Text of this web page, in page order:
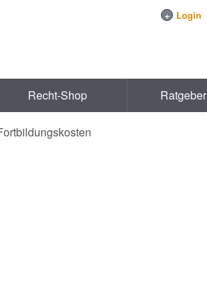
+ Login
Recht-Shop Ratgeber